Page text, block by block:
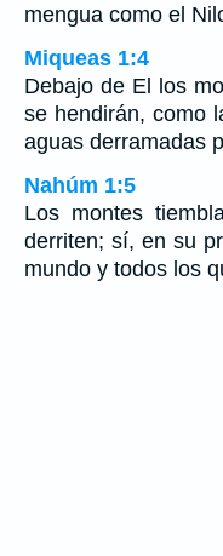
mengua como el
Miqueas 1:4
Debajo de El los
se hendirán, como
aguas derramadas
Nahúm 1:5
Los montes
derriten; sí, en su
mundo y todos los